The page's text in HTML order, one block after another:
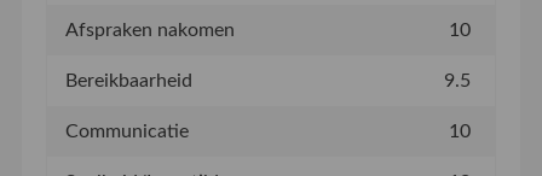
Afspraken nakomen 10
Bereikbaarheid 9.5
Communicatie 10